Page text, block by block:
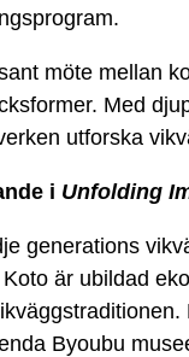
möte mellan
Med
utforska
i Unfolding
generations
är ubildad
Byoubu